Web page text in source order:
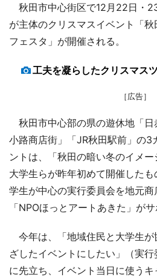
秋田市中心街区で12月22日・
が主体のクリスマスイベント「
フェスタ」が開催される。
工夫を凝らしたクリスマス
［広告］
秋田市中心部の県の遊休地「日
小路商店街」「JR秋田駅前」の3
ントは、「秋田の暗い冬のイメ
大学生らが昨年初めて開催した
学生が中心の実行委員会を地元
「NPOほっとアートあきた」がサ
今年は、「地域住民と大学生が
ざしたイベントにしたい」（実
に先立ち、イベント当日に使う